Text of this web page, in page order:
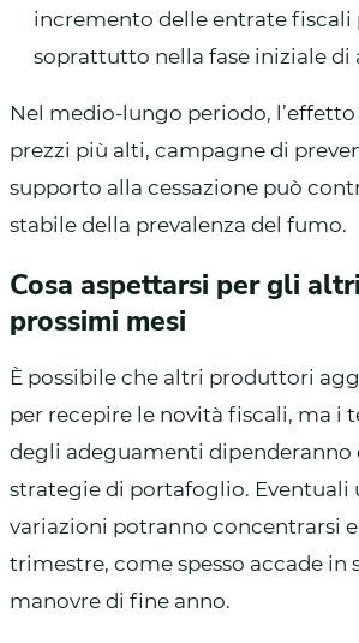
incremento delle entrate fiscali
soprattutto nella fase iniziale di
Nel medio-lungo periodo,
prezzi più alti, campagne di
supporto alla cessazione può
stabile della prevalenza del fumo.
Cosa aspettarsi per gli
prossimi mesi
È possibile che altri produttori
per recepire le novità fiscali, ma i
degli adeguamenti dipenderanno
strategie di portafoglio. Eventuali
variazioni potranno concentrarsi
trimestre, come spesso accade in
manovre di fine anno.